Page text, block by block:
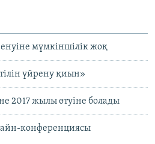
мүмкіншілік жоқ
үйрену қиын»
2017 жылы өтуіне болады
конференциясы